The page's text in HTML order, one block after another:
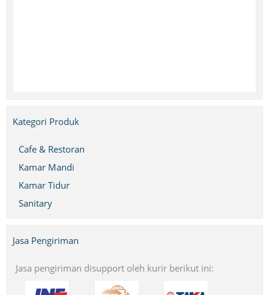
Kategori Produk
Cafe & Restoran
Kamar Mandi
Kamar Tidur
Sanitary
Jasa Pengiriman
Jasa pengiriman disupport oleh kurir berikut ini: